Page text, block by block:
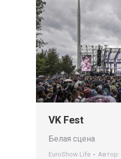
VK Fest
Белая сцена
EuroShow Life Автор: